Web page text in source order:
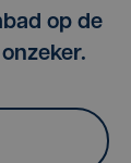
op de